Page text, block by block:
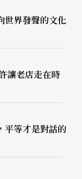
在一起」
表演與觀眾間的
轉化為一機整
即時性與實體
分開的國度之
重」的方式打
大家在真實世
世界發聲的文化
平等才是對話的